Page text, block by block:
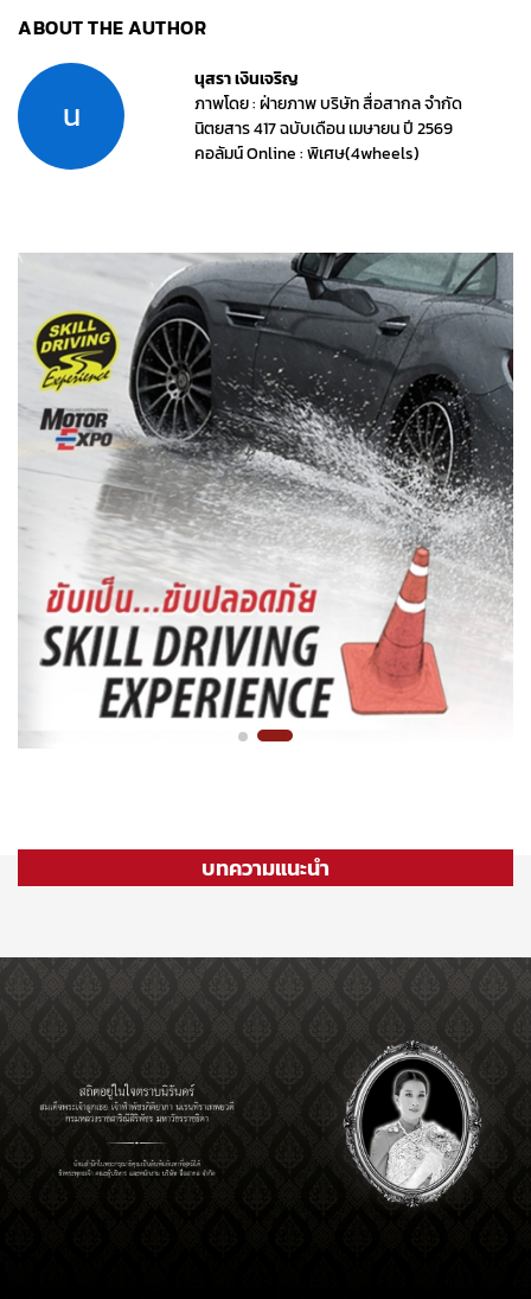
ABOUT THE AUTHOR
น
นุสรา เงินเจริญ
ภาพโดย : ฝ่ายภาพ บริษัท สื่อสากล จำกัด
นิตยสาร 417 ฉบับเดือน เมษายน ปี 2569
คอลัมน์ Online : พิเศษ(4wheels)
บทความแนะนำ